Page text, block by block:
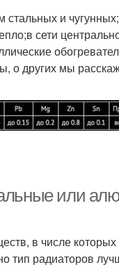
и
сети
других мы
или
в числе
тип радиаторов